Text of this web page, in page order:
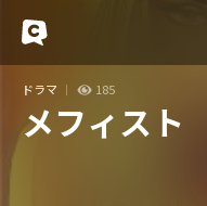
ドラマ 185
メフィスト